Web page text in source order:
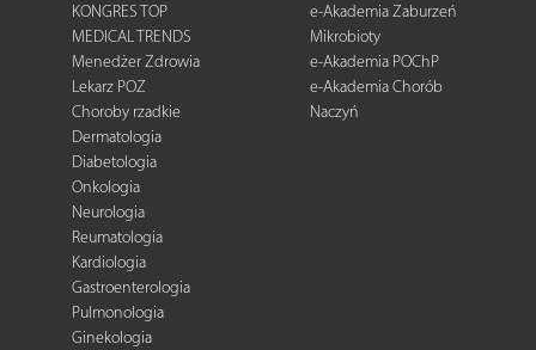
KONGRES TOP
MEDICAL TRENDS
Menedżer Zdrowia
Lekarz POZ
Choroby rzadkie
Dermatologia
Diabetologia
Onkologia
Neurologia
Reumatologia
Kardiologia
Gastroenterologia
Pulmonologia
Ginekologia
e-Akademia Zaburzeń
Mikrobioty
e-Akademia POChP
e-Akademia Chorób
Naczyń